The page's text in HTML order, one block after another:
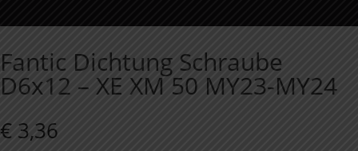
Fantic Dichtung Schraube
D6x12 – XE XM 50 MY23-MY24
€ 3,36